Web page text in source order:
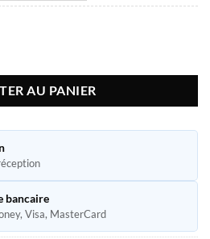
AU PANIER
bancaire
Visa, MasterCard